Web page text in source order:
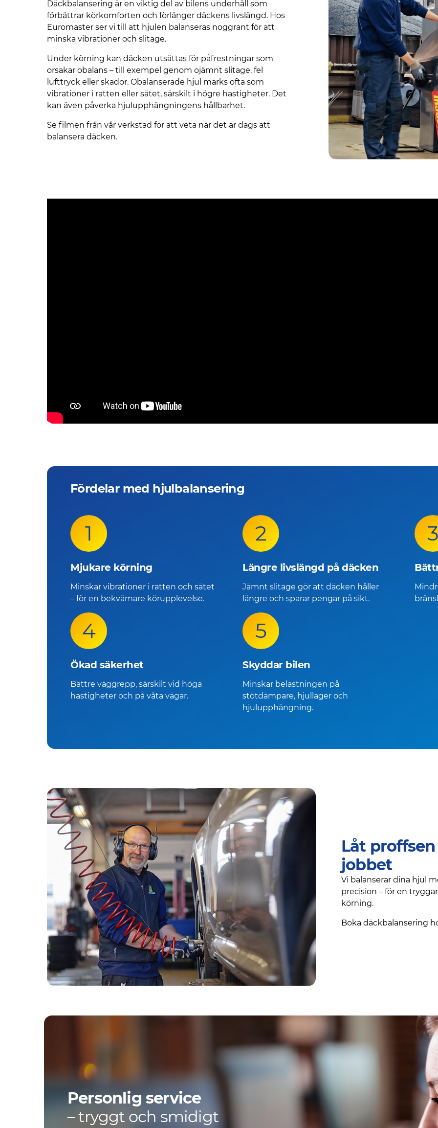
Däckbalansering är en viktig del av bilens underhåll som
förbättrar körkomforten och förlänger däckens livslängd. Hos
Euromaster ser vi till att hjulen balanseras noggrant för att
minska vibrationer och slitage.
Under körning kan däcken utsättas för påfrestningar som
orsakar obalans – till exempel genom ojämnt slitage, fel
lufttryck eller skador. Obalanserade hjul märks ofta som
vibrationer i ratten eller sätet, särskilt i högre hastigheter. Det
kan även påverka hjulupphängningens hållbarhet.
Se filmen från vår verkstad för att veta när det är dags att
balansera däcken.
Fördelar med hjulbalansering
1
Mjukare körning
Minskar vibrationer i ratten och sätet
– för en bekvämare körupplevelse.
2
Längre livslängd på däcken
Jämnt slitage gör att däcken håller
längre och sparar pengar på sikt.
4
Ökad säkerhet
Bättre väggrepp, särskilt vid höga
hastigheter och på våta vägar.
5
Skyddar bilen
Minskar belastningen på
stötdämpare, hjullager och
hjulupphängning.
Låt
jobbet
Vi balanserar dina hjul
precision – för en
körning.
Boka däckbalansering
Personlig service
– tryggt och smidigt